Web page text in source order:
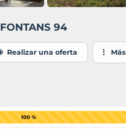
94
Realizar una oferta Más
100 %